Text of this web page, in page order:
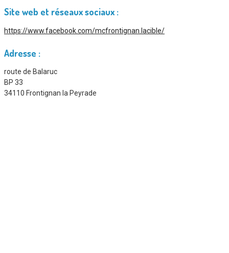
Site web et réseaux sociaux :
https://www.facebook.com/mcfrontignan.lacible/
Adresse :
route de Balaruc
BP 33
34110 Frontignan la Peyrade